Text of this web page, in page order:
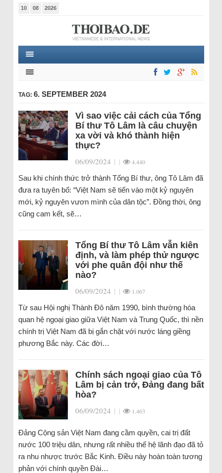
10 08 2026
TAG: 6. SEPTEMBER 2024
Vì sao việc cải cách của Tổng
Bí thư Tô Lâm là câu chuyện
xa vời và khó thành hiện
thực?
06/09/2024 | | 4.440
Sau khi chính thức trở thành Tổng Bí thư, ông Tô Lâm đã
đưa ra tuyên bố: “Việt Nam sẽ tiến vào một kỷ nguyên
mới, kỷ nguyên vươn mình của dân tộc”. Đồng thời, ông
cũng cam kết, sẽ…
Tổng Bí thư Tô Lâm vẫn kiên
định, và làm phép thử ngược
với phe quân đội như thế
nào?
06/09/2024 | | 1.067
Từ sau Hội nghị Thành Đô năm 1990, bình thường hóa
quan hệ ngoại giao giữa Việt Nam và Trung Quốc, thì nền
chính trị Việt Nam đã bị gắn chặt với nước láng giềng
phương Bắc này. Các đời…
Chính sách ngoại giao của Tô
Lâm bị cản trở, Đảng đang bất
hòa?
06/09/2024 | | 1.463
Đảng Cộng sản Việt Nam đang cầm quyền, cai trị đất
nước 100 triệu dân, nhưng rất nhiều thế hệ lãnh đạo đã tỏ
ra nhu nhược trước Bắc Kinh. Điều này hoàn toàn tương
phản với chính quyền Đài…